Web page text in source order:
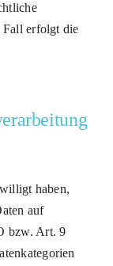
Fall erfolgt die
haben,
auf
bzw. Art. 9